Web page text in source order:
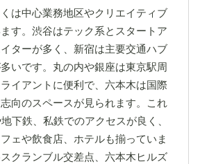
は中心業務地区やクリエイティブ
す。渋谷はテック系とスタートア
ターが多く、新宿は主要交通ハブ
いです。丸の内や銀座は東京駅周
イアントに便利で、六本木は国際
向のスペースが見られます。これ
下鉄、私鉄でのアクセスが良く、
ェや飲食店、ホテルも揃っていま
クランブル交差点、六本木ヒルズ